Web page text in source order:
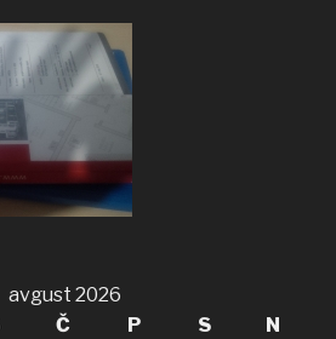
avgust 2026
Č P S N